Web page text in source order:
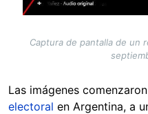
Captura de pantalla de un
Las imágenes
electoral en Argentina, a